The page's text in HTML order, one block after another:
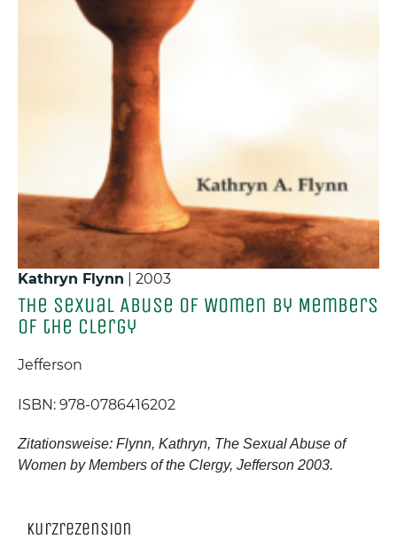
Kathryn Flynn 2003
The Sexual Abuse of Women by Members
of the Clergy
Jefferson
ISBN: 978-0786416202
Zitationsweise: Flynn, Kathryn, The Sexual Abuse of
Women by Members of the Clergy, Jefferson 2003.
Kurzrezension